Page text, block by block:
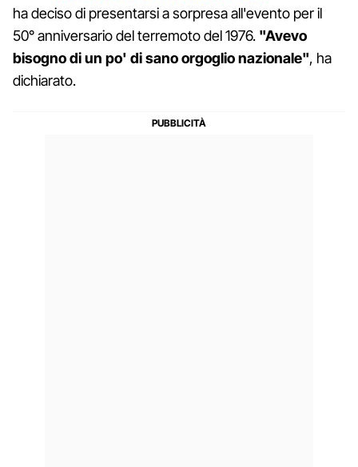
ha deciso di presentarsi a sorpresa all'evento per il
50° anniversario del terremoto del 1976. "Avevo
bisogno di un po' di sano orgoglio nazionale", ha
dichiarato.